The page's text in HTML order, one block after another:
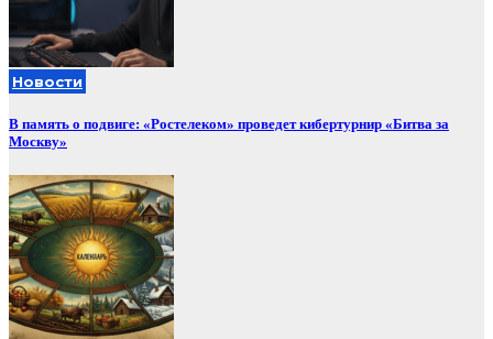
Новости
В память о подвиге: «Ростелеком» проведет кибертурнир «Битва за
Москву»